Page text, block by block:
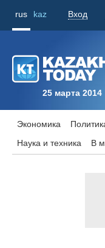
rus kaz Вход
25 марта 2014
Экономика
Наука и техника
В